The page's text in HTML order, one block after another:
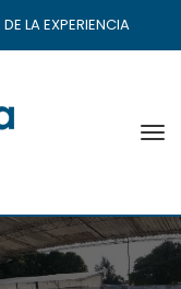
LA EXPERIENCIA